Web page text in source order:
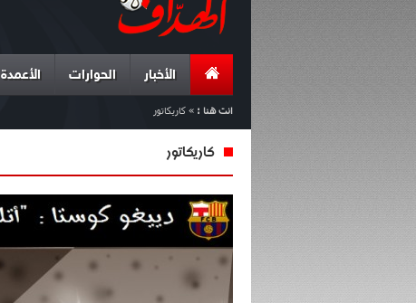
الأخبار الحوارات الأعمدة
انت هنا : » كاريكاتور
كاريكاتور